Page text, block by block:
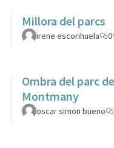
Millora del parcs
irene escorihuela 0
Ombra del parc
Montmany
oscar simon bueno